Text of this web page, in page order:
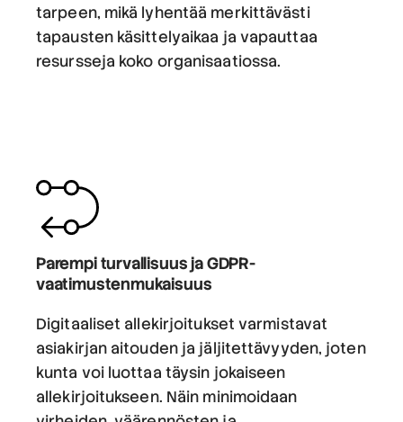
tarpeen, mikä lyhentää merkittävästi
tapausten käsittelyaikaa ja vapauttaa
resursseja koko organisaatiossa.
Parempi turvallisuus ja GDPR-
vaatimustenmukaisuus
Digitaaliset allekirjoitukset varmistavat
asiakirjan aitouden ja jäljitettävyyden, joten
kunta voi luottaa täysin jokaiseen
allekirjoitukseen. Näin minimoidaan